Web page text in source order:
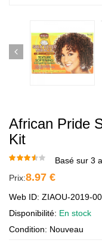
African Pride
Kit
Basé sur 3
Prix:8.97 €
Web ID: ZIAOU-2019-
Disponibilité: En stock
Condition: Nouveau